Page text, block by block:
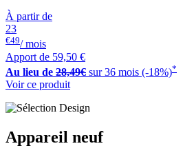
À partir de
23
€49/ mois
Apport de 59,50 €
Au lieu de 28,49€ sur 36 mois (-18%)*
Voir ce produit
Appareil neuf